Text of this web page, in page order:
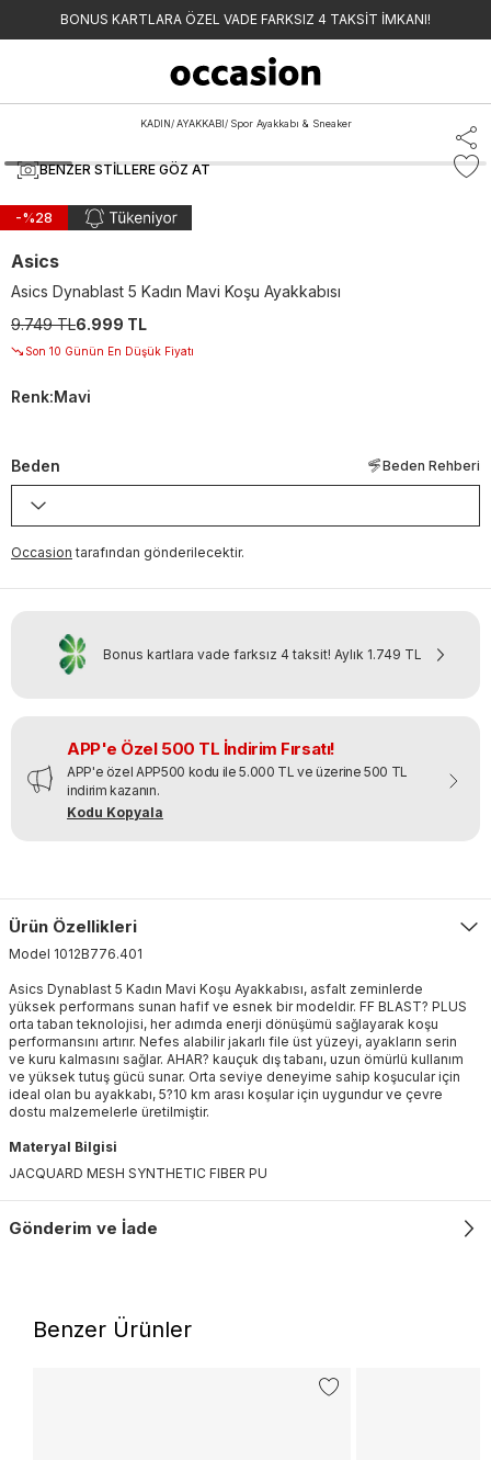
BONUS KARTLARA ÖZEL VADE FARKSIZ 4 TAKSİT İMKANI!
KADIN/ AYAKKABI/ Spor Ayakkabı & Sneaker
BENZER STILLERE GÖZ AT
-%28
Asics
Asics Dynablast 5 Kadın Mavi Koşu Ayakkabısı
9.749 TL6.999 TL
Son 10 Günün En Düşük Fiyatı
Renk:Mavi
Beden Beden Rehberi
Occasion tarafından gönderilecektir.
Bonus kartlara vade farksız 4 taksit! Aylık 1.749 TL
APP'e Özel 500 TL İndirim Fırsatı!
APP'e özel APP500 kodu ile 5.000 TL ve üzerine 500 TL
indirim kazanın.
Kodu Kopyala
Ürün Özellikleri
Model 1012B776.401
Asics Dynablast 5 Kadın Mavi Koşu Ayakkabısı, asfalt zeminlerde
yüksek performans sunan hafif ve esnek bir modeldir. FF BLAST? PLUS
orta taban teknolojisi, her adımda enerji dönüşümü sağlayarak koşu
performansını artırır. Nefes alabilir jakarlı file üst yüzeyi, ayakların serin
ve kuru kalmasını sağlar. AHAR? kauçuk dış tabanı, uzun ömürlü kullanım
ve yüksek tutuş gücü sunar. Orta seviye deneyime sahip koşucular için
ideal olan bu ayakkabı, 5?10 km arası koşular için uygundur ve çevre
dostu malzemelerle üretilmiştir.
Materyal Bilgisi
JACQUARD MESH SYNTHETIC FIBER PU
Gönderim ve İade
Benzer Ürünler